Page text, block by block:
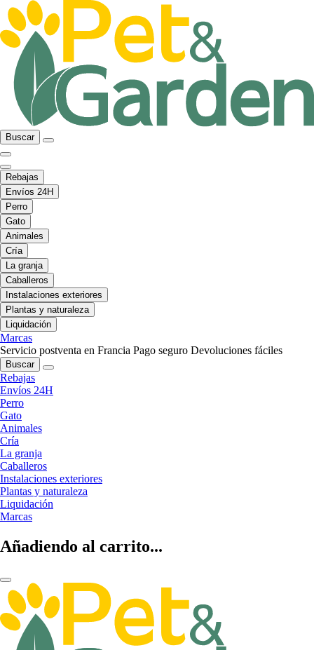
Buscar
Rebajas
Envíos 24H
Perro
Gato
Animales
Cría
La granja
Caballeros
Instalaciones exteriores
Plantas y naturaleza
Liquidación
Marcas
Servicio postventa en Francia Pago seguro Devoluciones fáciles
Buscar
Rebajas
Envíos 24H
Perro
Gato
Animales
Cría
La granja
Caballeros
Instalaciones exteriores
Plantas y naturaleza
Liquidación
Marcas
Añadiendo al carrito...